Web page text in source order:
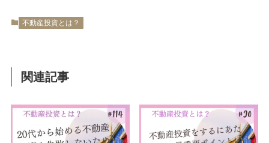
不動産投資とは？
関連記事